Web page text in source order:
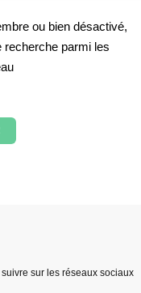
ou bien désactivé,
recherche parmi les
sur les réseaux sociaux